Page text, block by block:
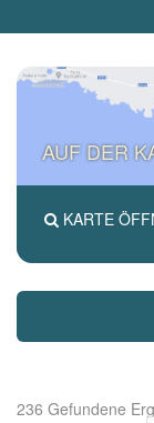
AUF DER
KARTE
236 Gefundene